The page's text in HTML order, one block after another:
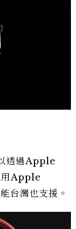
透過Apple
用Apple
台灣也支援。